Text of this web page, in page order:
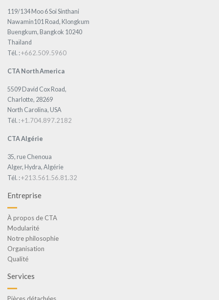
119/134 Moo 6 Soi Sinthani
Nawamin101 Road, Klongkum
Buengkum, Bangkok 10240
Thaïland
Tél. :+662.509.5960
CTA North America
5509 David Cox Road,
Charlotte, 28269
North Carolina, USA
Tél. :+1.704.897.2182
CTA Algérie
35, rue Chenoua
Alger, Hydra, Algérie
Tél. :+213.561.56.81.32
Entreprise
À propos de CTA
Modularité
Notre philosophie
Organisation
Qualité
Services